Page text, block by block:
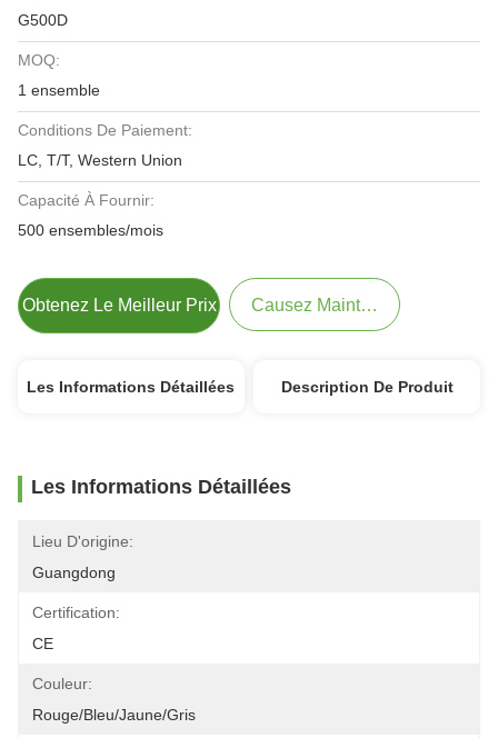
G500D
MOQ:
1 ensemble
Conditions De Paiement:
LC, T/T, Western Union
Capacité À Fournir:
500 ensembles/mois
Obtenez Le Meilleur Prix Causez Maintenant
Les Informations Détaillées Description De Produit
Les Informations Détaillées
Lieu D'origine:
Guangdong
Certification:
CE
Couleur:
Rouge/bleu/jaune/gris